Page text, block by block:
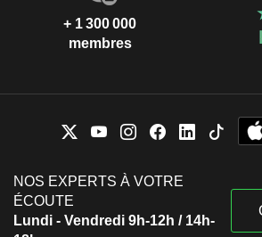
+ 1 300 000
membres
NOS EXPERTS À VOTRE
ÉCOUTE
Lundi - Vendredi 9h-12h / 14h-